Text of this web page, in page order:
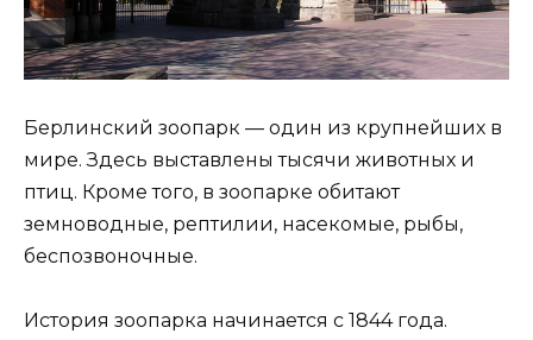
Берлинский зоопарк — один из крупнейших в
мире. Здесь выставлены тысячи животных и
птиц. Кроме того, в зоопарке обитают
земноводные, рептилии, насекомые, рыбы,
беспозвоночные.
История зоопарка начинается с 1844 года.